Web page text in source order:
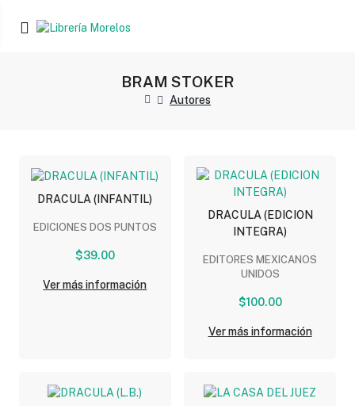
BRAM STOKER
Autores
DRACULA (INFANTIL)
EDICIONES DOS PUNTOS
$39.00
Ver más información
DRACULA (EDICION
INTEGRA)
EDITORES MEXICANOS
UNIDOS
$100.00
Ver más información